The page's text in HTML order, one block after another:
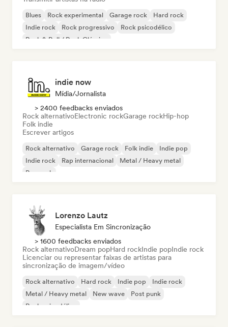
Blues Rock experimental Garage rock
Hard rock
Indie rock
Rock progressivo
Rock psicodélico
Rock & Roll / Rock Clássico
indie now
Mídia/Jornalista
> 2400 feedbacks enviados
Rock alternativoElectronic rockGarage rockHip-hop
Folk indie
Escrever artigos
Rock alternativo Garage rock Folk indie
Indie pop
Indie rock
Rap internacional
Metal / Heavy metal
Pop rock
Lorenzo Lautz
Especialista Em Sincronização
> 1600 feedbacks enviados
Rock alternativoDream popHard rockIndie popIndie rock
Licenciar ou representar faixas de artistas para
sincronização de imagem/vídeo
Rock alternativo Hard rock Indie pop
Indie rock
Metal / Heavy metal
New wave
Post punk
Rock psicodélico